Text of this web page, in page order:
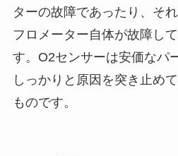
ターの故障であったり、そ
フロメーター自体が故障し
す。O2センサーは安価なパ
しっかりと原因を突き止め
ものです。